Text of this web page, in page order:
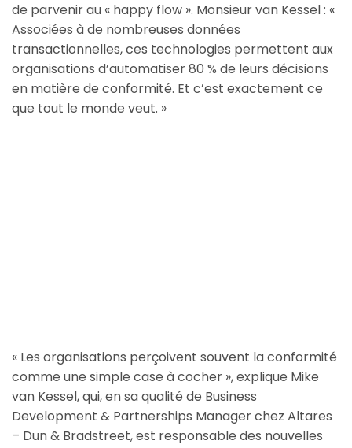
de parvenir au « happy flow ». Monsieur van Kessel : «
Associées à de nombreuses données
transactionnelles, ces technologies permettent aux
organisations d’automatiser 80 % de leurs décisions
en matière de conformité. Et c’est exactement ce
que tout le monde veut. »
« Les organisations perçoivent souvent la conformité
comme une simple case à cocher », explique Mike
van Kessel, qui, en sa qualité de Business
Development & Partnerships Manager chez Altares
– Dun & Bradstreet, est responsable des nouvelles